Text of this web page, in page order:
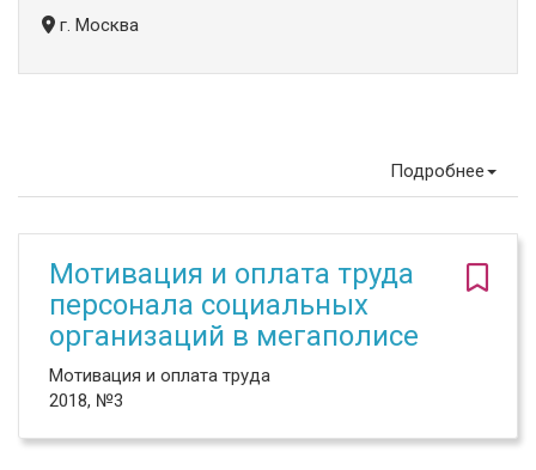
г. Москва
Подробнее
Мотивация и оплата труда
персонала социальных
организаций в мегаполисе
Мотивация и оплата труда
2018, №3